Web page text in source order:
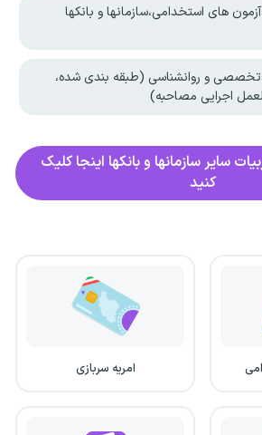
های استخدامی،سازمانها و بانکها
و روانشناسی (طبقه بندی شده،
اجرایی مصاحبه)
سایر سازمانها و بانکها اینجا کلیک
کنید
امریه سربازی